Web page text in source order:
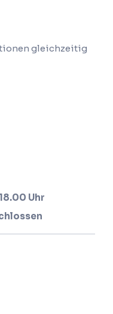
gleichzeitig
Uhr